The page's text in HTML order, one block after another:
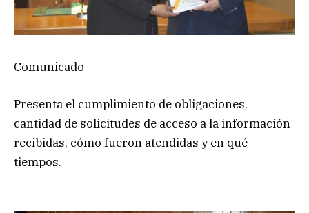
Comunicado
Presenta el cumplimiento de obligaciones,
cantidad de solicitudes de acceso a la información
recibidas, cómo fueron atendidas y en qué
tiempos.